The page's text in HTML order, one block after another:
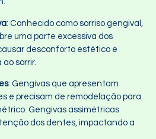
: Conhecido como sorriso gengival,
uma parte excessiva dos
desconforto estético e
sorrir.
: Gengivas que apresentam
e precisam de remodelação para
Gengivas assimétricas
dos dentes, impactando a